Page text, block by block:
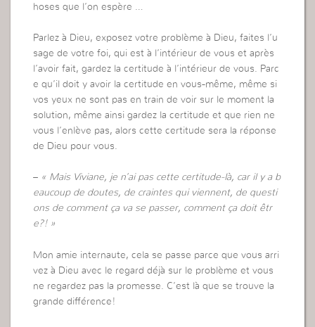
hoses que l’on espère …
Parlez à Dieu, exposez votre problème à Dieu, faites l’u
sage de votre foi, qui est à l’intérieur de vous et après
l’avoir fait, gardez la certitude à l’intérieur de vous. Parc
e qu’il doit y avoir la certitude en vous-même, même si
vos yeux ne sont pas en train de voir sur le moment la
solution, même ainsi gardez la certitude et que rien ne
vous l’enlève pas, alors cette certitude sera la réponse
de Dieu pour vous.
– « Mais Viviane, je n’ai pas cette certitude-là, car il y a b
eaucoup de doutes, de craintes qui viennent, de questi
ons de comment ça va se passer, comment ça doit êtr
e?! »
Mon amie internaute, cela se passe parce que vous arri
vez à Dieu avec le regard déjà sur le problème et vous
ne regardez pas la promesse. C’est là que se trouve la
grande différence!